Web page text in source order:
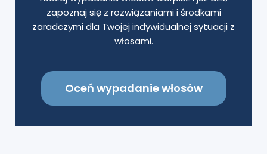
zapoznaj się z rozwiązaniami i środkami
zaradczymi dla Twojej indywidualnej sytuacji z
włosami.
Oceń wypadanie włosów